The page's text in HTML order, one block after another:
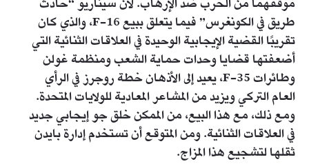
موقفهما من الحرب ضد الإرهاب. لأن سيناريو “حادث
طريق في الكونغرس” فيما يتعلق ببيع F-16، والذي كان
تقريبًا القضية الإيجابية الوحيدة في العلاقات الثنائية التي
أضعفتها قضايا وحدات حماية الشعب ومنظمة غولن
وطائرات F-35، يعيد إلى الأذهان خطة روجرز في الرأي
العام التركي ويزيد من المشاعر المعادية للولايات المتحدة.
ومع ذلك، مع هذا البيع، من الممكن خلق جو إيجابي جديد
في العلاقات الثنائية. ومن المتوقع أن تستخدم إدارة بايدن
ثقلها لتشجيع هذا المزاج.